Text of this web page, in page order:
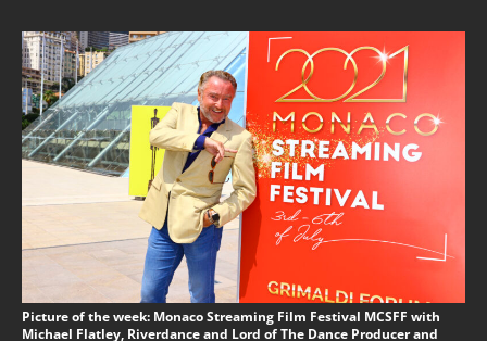
Picture of the week: Monaco Streaming Film Festival MCSFF with
Michael Flatley, Riverdance and Lord of The Dance Producer and